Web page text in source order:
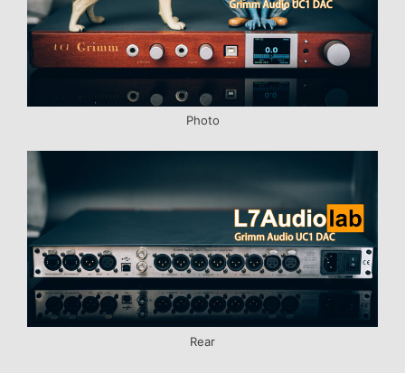
Photo
Rear